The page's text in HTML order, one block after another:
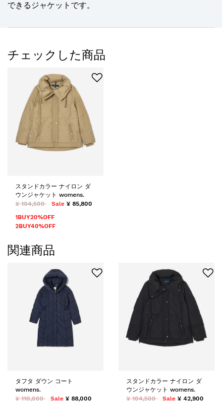
できるジャケットです。
チェックした商品
スタンドカラー ナイロン ダ
ウンジャケット womens.
¥ 104,500
Sale ¥ 85,800
1BUY20%OFF
2BUY40%OFF
関連商品
タフタ ダウン コート
womens.
¥ 110,000
Sale ¥ 88,000
スタンドカラー ナイロン ダ
ウンジャケット womens.
¥ 104,500
Sale ¥ 42,900